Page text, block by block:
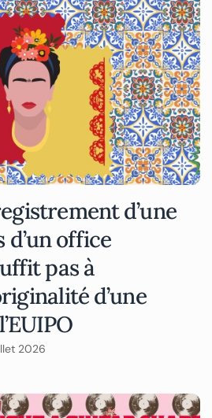
d’une
office
pas à
d’une
2026